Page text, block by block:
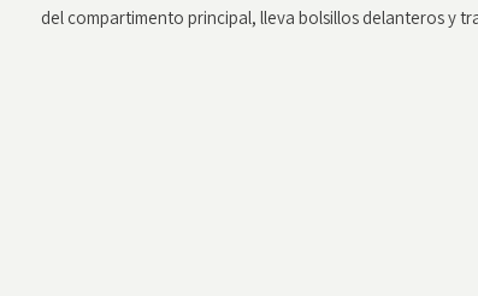
del compartimento principal, lleva bolsillos delanteros y